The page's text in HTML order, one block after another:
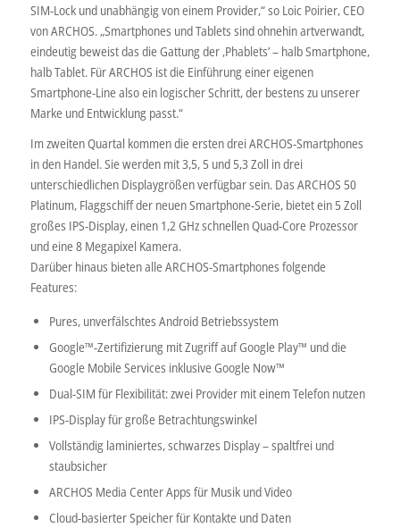
SIM-Lock und unabhängig von einem Provider,“ so Loic Poirier, CEO
von ARCHOS. „Smartphones und Tablets sind ohnehin artverwandt,
eindeutig beweist das die Gattung der ‚Phablets’ – halb Smartphone,
halb Tablet. Für ARCHOS ist die Einführung einer eigenen
Smartphone-Line also ein logischer Schritt, der bestens zu unserer
Marke und Entwicklung passt.“
Im zweiten Quartal kommen die ersten drei ARCHOS-Smartphones
in den Handel. Sie werden mit 3,5, 5 und 5,3 Zoll in drei
unterschiedlichen Displaygrößen verfügbar sein. Das ARCHOS 50
Platinum, Flaggschiff der neuen Smartphone-Serie, bietet ein 5 Zoll
großes IPS-Display, einen 1,2 GHz schnellen Quad-Core Prozessor
und eine 8 Megapixel Kamera.
Darüber hinaus bieten alle ARCHOS-Smartphones folgende
Features:
Pures, unverfälschtes Android Betriebssystem
Google™-Zertifizierung mit Zugriff auf Google Play™ und die
Google Mobile Services inklusive Google Now™
Dual-SIM für Flexibilität: zwei Provider mit einem Telefon nutzen
IPS-Display für große Betrachtungswinkel
Vollständig laminiertes, schwarzes Display – spaltfrei und
staubsicher
ARCHOS Media Center Apps für Musik und Video
Cloud-basierter Speicher für Kontakte und Daten